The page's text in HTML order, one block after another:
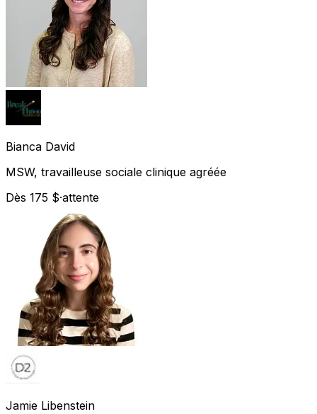
Bianca David
MSW, travailleuse sociale clinique agréée
Dès 175 $·attente
Jamie Libenstein